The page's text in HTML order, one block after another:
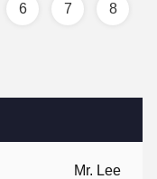
Mr. Lee
6 7 8